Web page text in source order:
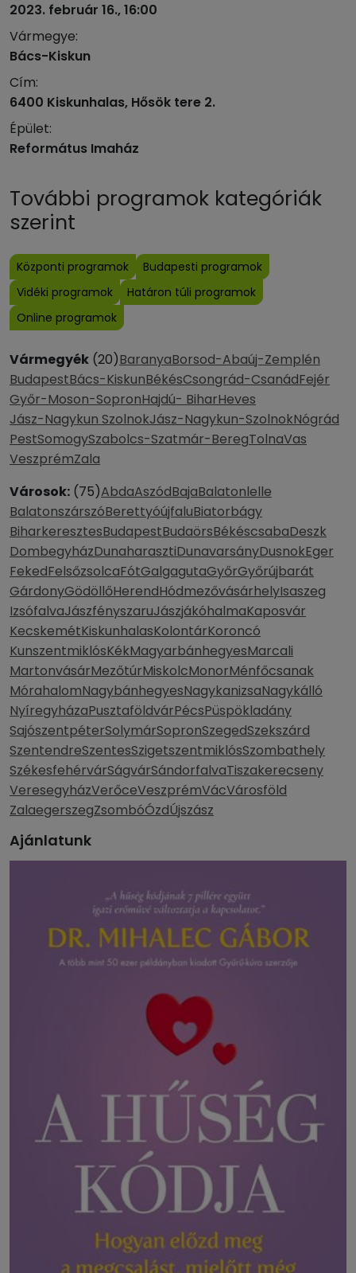
2023. február 16., 16:00
Vármegye:
Bács-Kiskun
Cím:
6400 Kiskunhalas, Hősök tere 2.
Épület:
Református Imaház
További programok kategóriák
szerint
Központi programok
Budapesti programok
Vidéki programok
Határon túli programok
Online programok
Vármegyék (20)BaranyaBorsod-Abaúj-Zemplén
BudapestBács-KiskunBékésCsongrád-CsanádFejér
Győr-Moson-SopronHajdú- BiharHeves
Jász-Nagykun SzolnokJász-Nagykun-SzolnokNógrád
PestSomogySzabolcs-Szatmár-BeregTolnaVas
VeszprémZala
Városok: (75)AbdaAszódBajaBalatonlelle
BalatonszárszóBerettyóújfaluBiatorbágy
BiharkeresztesBudapestBudaörsBékéscsabaDeszk
DombegyházDunaharasztiDunavarsányDusnokEger
FekedFelsőzsolcaFótGalgagutaGyőrGyőrújbarát
GárdonyGödöllőHerendHódmezővásárhelyIsaszeg
IzsófalvaJászfényszaruJászjákóhalmaKaposvár
KecskemétKiskunhalasKolontárKoroncó
KunszentmiklósKékMagyarbánhegyesMarcali
MartonvásárMezőtúrMiskolcMonorMénfőcsanak
MórahalomNagybánhegyesNagykanizsaNagykálló
NyíregyházaPusztaföldvárPécsPüspökladány
SajószentpéterSolymárSopronSzegedSzekszárd
SzentendreSzentesSzigetszentmiklósSzombathely
SzékesfehérvárSágvárSándorfalvaTiszakerecseny
VeresegyházVerőceVeszprémVácVárosföld
ZalaegerszegZsombóÓzdÚjszász
Ajánlatunk